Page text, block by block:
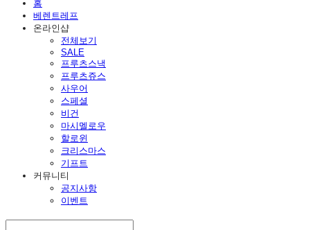
홈
베렌트레프
온라인샵
전체보기
SALE
프루츠스낵
프루츠쥬스
사우어
스페셜
비건
마시멜로우
할로윈
크리스마스
기프트
커뮤니티
공지사항
이벤트